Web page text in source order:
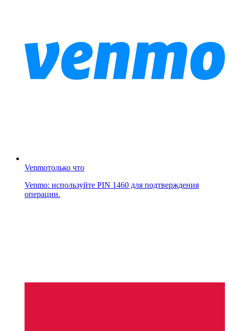
Venmoтолько что
Venmo: используйте PIN 1460 для подтверждения
операции.